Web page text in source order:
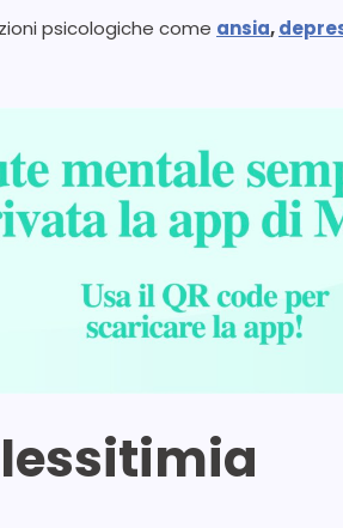
psicologiche come ansia,